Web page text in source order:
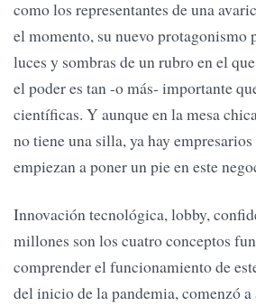
como los representantes de una
el momento, su nuevo protagonismo
luces y sombras de un rubro en el
el poder es tan -o más- importante
científicas. Y aunque en la mesa
no tiene una silla, ya hay
empiezan a poner un pie en este
Innovación tecnológica, lobby,
millones son los cuatro conceptos
comprender el funcionamiento de
del inicio de la pandemia, comenzó